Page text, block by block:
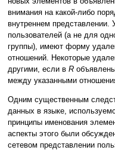
внимания на какой-либо
внутреннем представлении.
пользователей (а не для
группы), имеют форму
отношений. Некоторые
другими, если в R
между указанными
Одним существенным
данных в языке,
принципы именования
аспекты этого были
сетевом представлении